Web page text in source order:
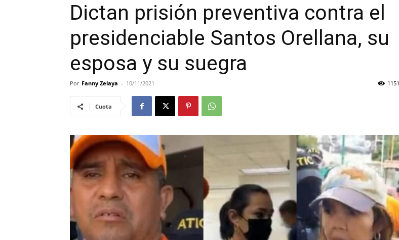
Dictan prisión preventiva contra el
presidenciable Santos Orellana, su
esposa y su suegra
Por Fanny Zelaya - 10/11/2021 1151
Cuota